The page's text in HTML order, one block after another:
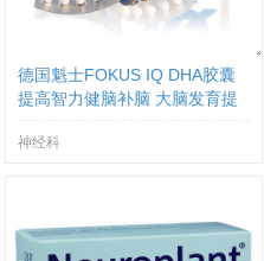
德国魁士FOKUS IQ DHA胶囊
提高智力健脑补脑 大脑发育提
神经科